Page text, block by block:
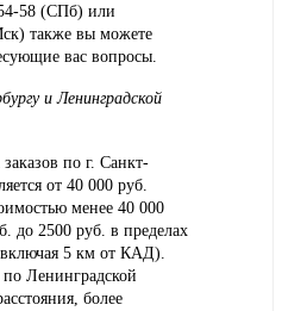
58 (СПб) или
также вы можете
вас вопросы.
и Ленинградской
заказов по г. Санкт-
от 40 000 руб.
менее 40 000
до 2500 руб. в пределах
5 км от КАД).
Ленинградской
более